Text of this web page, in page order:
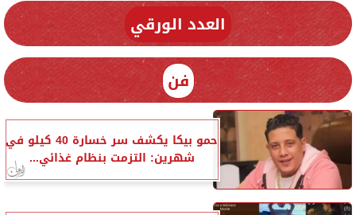
العدد الورقي
فن
حمو بيكا يكشف سر خسارة 40 كيلو في
شهرين: التزمت بنظام غذائي...